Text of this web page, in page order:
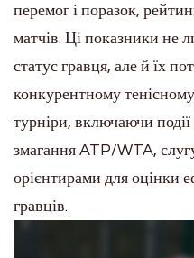
перемог і поразок,
матчів. Ці показники не
статус гравця, але й їх
конкурентному
турніри, включаючи
змагання ATP/WTA,
орієнтирами для оцінки
гравців.